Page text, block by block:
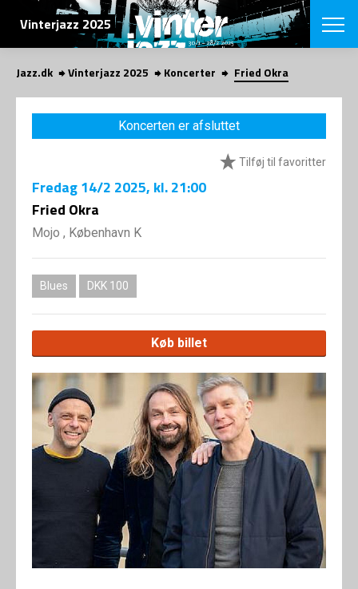
SØG
Vinterjazz 2025
English
VÆLG
COPENHAGEN
SHOP
Jazz.dk Vinterjazz 2025 Koncerter Fried Okra
Koncerten er afsluttet
Tilføj til favoritter
Fredag14/2 2025, kl. 21:00
Fried Okra
Mojo , København K
Blues DKK 100
Køb billet